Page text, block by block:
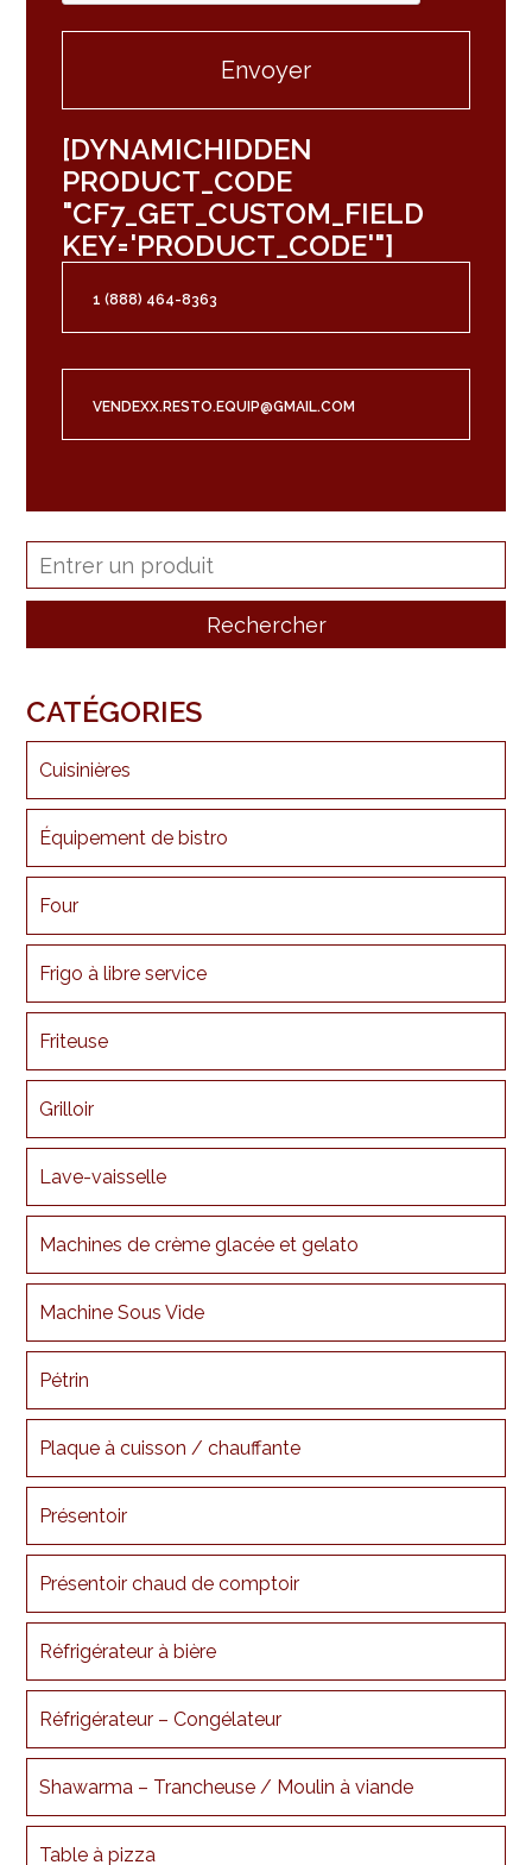
[DYNAMICHIDDEN
PRODUCT_CODE
"CF7_GET_CUSTOM_FIELD
KEY='PRODUCT_CODE'"]
1 (888) 464-8363
VENDEXX.RESTO.EQUIP@GMAIL.COM
CATÉGORIES
Cuisinières
Équipement de bistro
Four
Frigo à libre service
Friteuse
Grilloir
Lave-vaisselle
Machines de crème glacée et gelato
Machine Sous Vide
Pétrin
Plaque à cuisson / chauffante
Présentoir
Présentoir chaud de comptoir
Réfrigérateur à bière
Réfrigérateur – Congélateur
Shawarma – Trancheuse / Moulin à viande
Table à pizza